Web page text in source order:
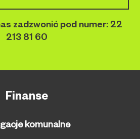
zadzwonić pod numer: 22
213 81 60
Finanse
komunalne